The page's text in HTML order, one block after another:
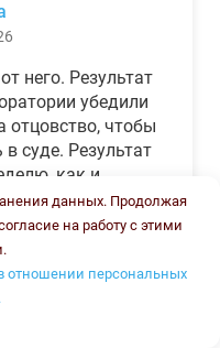
него. Результат
убедили
отцовство, чтобы
суде. Результат
как и
и извиняется.
данных. Продолжая
на работу с этими
отношении персональных